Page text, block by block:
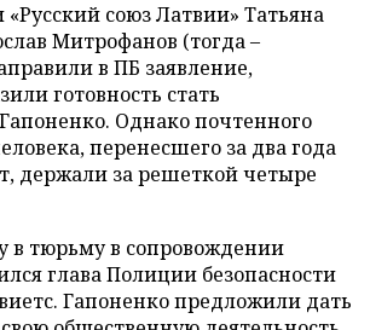
союз Латвии» Татьяна
Митрофанов (тогда –
в ПБ заявление,
готовность стать
Однако почтенного
перенесшего за два года
держали за решеткой четыре
в тюрьму в сопровождении
глава Полиции безопасности
Гапоненко предложили дать